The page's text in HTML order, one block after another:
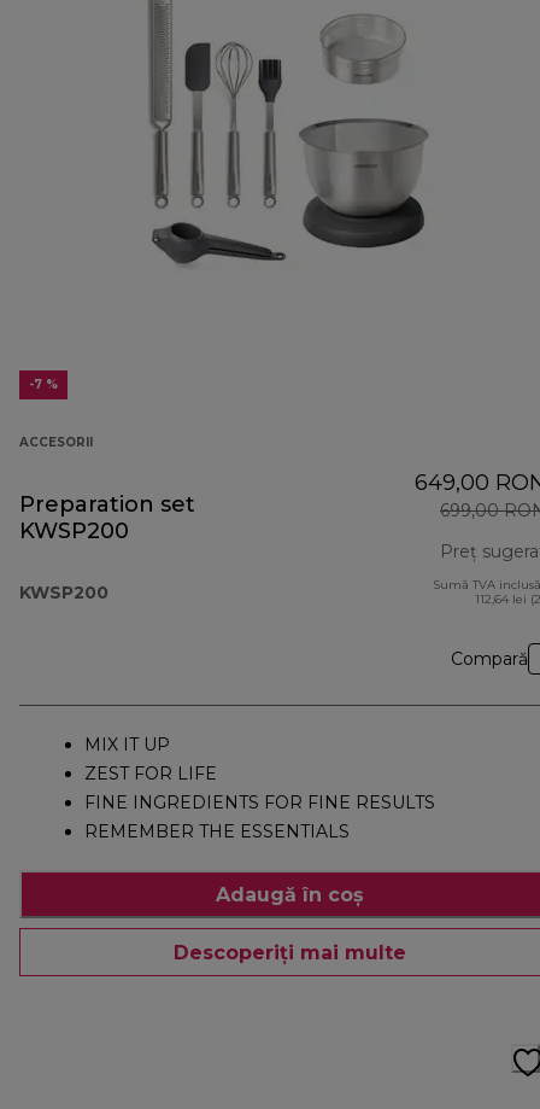
-7 %
ACCESORII
Preparation set
KWSP200
KWSP200
649,00
699,00
Preț
Sumă TVA
112,64 lei
Compară
MIX IT UP
ZEST FOR LIFE
FINE INGREDIENTS FOR FINE RESULTS
REMEMBER THE ESSENTIALS
Adaugă în coș
Descoperiți mai multe